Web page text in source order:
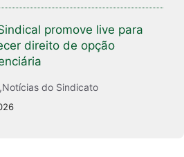
promove live para
direito de opção
,Notícias do Sindicato